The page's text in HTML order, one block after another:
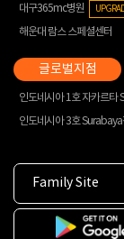
대구365mc병원
해운대 람스 스페셜센터
인도네시아 1호 자카르타
인도네시아 3호 Surabaya
Family Site